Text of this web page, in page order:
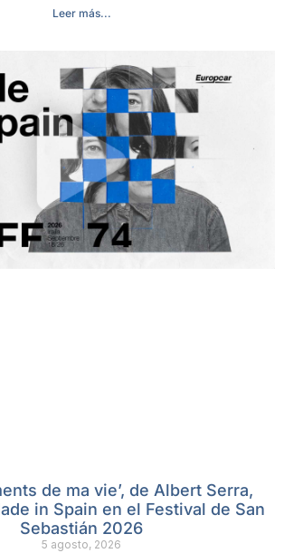
Leer más...
de ma vie’, de Albert Serra,
in Spain en el Festival de San
Sebastián 2026
5 agosto, 2026